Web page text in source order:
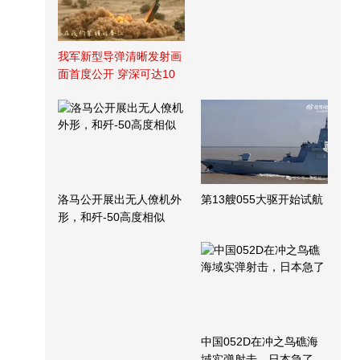
我军新型导弹清晰发射画
面首度公开 穿深可达10
洛马公开展出无人僚机外
形，和歼-50高度相似
第13艘055大驱开始试航
中国052D在冲之鸟礁海